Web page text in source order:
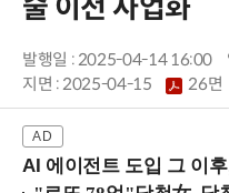
술 이전 사업화
발행일 : 2025-04-14 16:00
지면 :2025-04-15 26면
AI 에이전트 도입 그 이후,